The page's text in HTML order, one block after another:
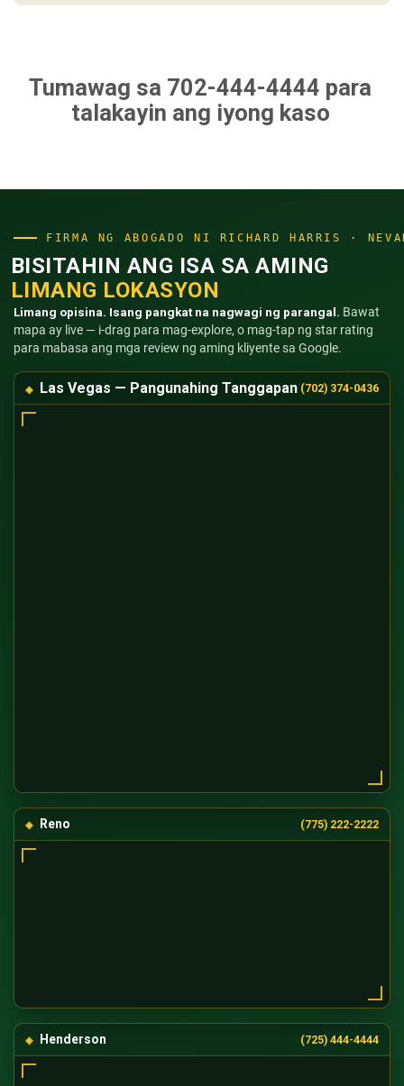
Tumawag sa 702-444-4444 para
talakayin ang iyong kaso
FIRMA NG ABOGADO NI RICHARD HARRIS ·
BISITAHIN ANG ISA SA AMING
LIMANG LOKASYON
Limang opisina. Isang pangkat na nagwagi ng parangal. Bawat
mapa ay live — i-drag para mag-explore, o mag-tap ng star rating
para mabasa ang mga review ng aming kliyente sa Google.
Las Vegas — Pangunahing Tanggapan (702) 374-0436
Reno (775) 222-2222
Henderson (725) 444-4444